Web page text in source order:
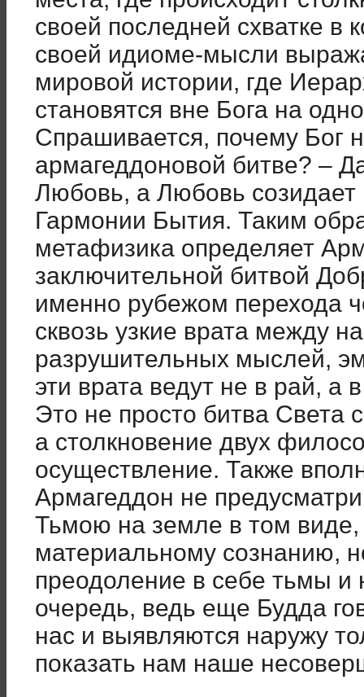
своей последней схватке в
своей идиоме-мысли
мировой истории, где
становятся вне Бога на
Спрашивается, почему Бог
армагеддоновой битве? –
Любовь, а Любовь созидает
Гармонии Бытия. Таким
метафизика определяет
заключительной битвой
именно рубежом перехода
сквозь узкие врата между
разрушительных мыслей,
эти врата ведут не в рай, а
Это не просто битва
а столкновение двух
осуществление. Также
Армагеддон не
Тьмою на земле в том виде,
материальному сознанию,
преодоление в себе тьмы и
очередь, ведь еще Будда
нас и выявляются наружу
показать нам наше